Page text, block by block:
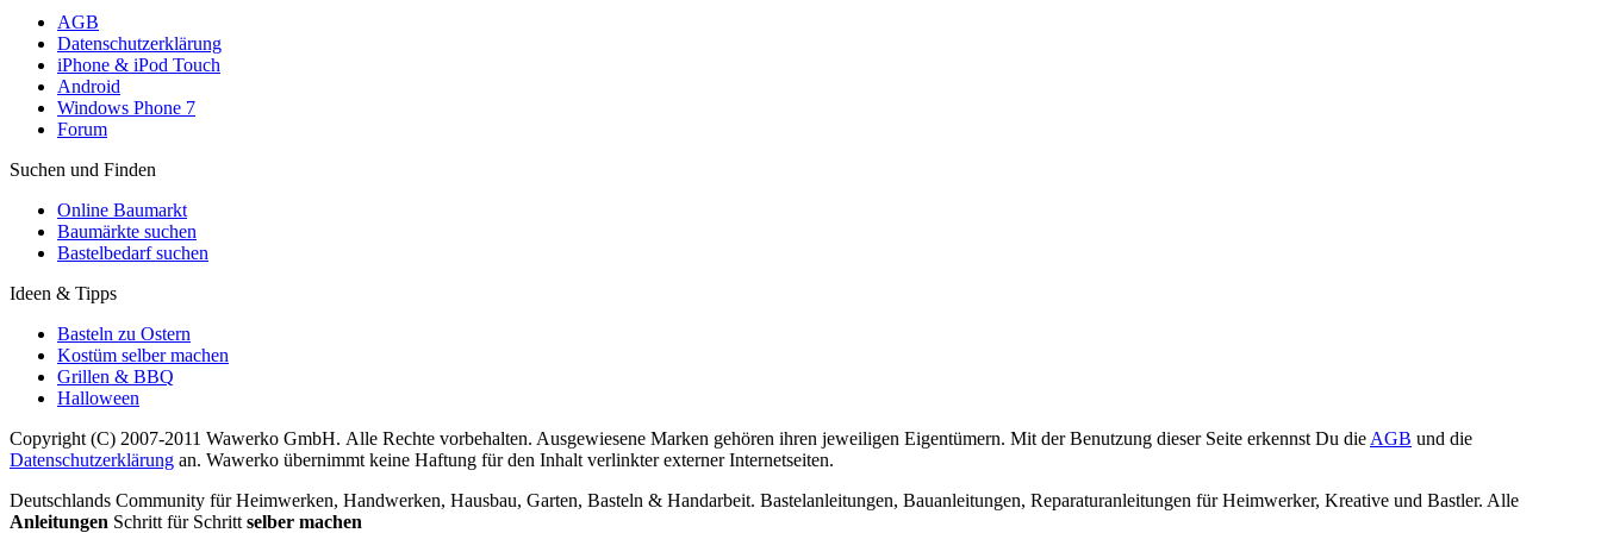
AGB
Datenschutzerklärung
iPhone & iPod Touch
Android
Windows Phone 7
Forum
Suchen und Finden
Online Baumarkt
Baumärkte suchen
Bastelbedarf suchen
Ideen & Tipps
Basteln zu Ostern
Kostüm selber machen
Grillen & BBQ
Halloween
Copyright (C) 2007-2011 Wawerko GmbH. Alle Rechte vorbehalten. Ausgewiesene Marken gehören ihren jeweiligen Eigentümern. Mit der Benutzung dieser Seite erkennst Du die AGB und die
Datenschutzerklärung an. Wawerko übernimmt keine Haftung für den Inhalt verlinkter externer Internetseiten.
Deutschlands Community für Heimwerken, Handwerken, Hausbau, Garten, Basteln & Handarbeit. Bastelanleitungen, Bauanleitungen, Reparaturanleitungen für Heimwerker, Kreative und Bastler. Alle
Anleitungen Schritt für Schritt selber machen